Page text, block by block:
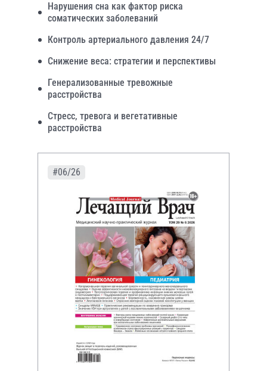
Нарушения сна как фактор риска
соматических заболеваний
Контроль артериального давления 24/7
Снижение веса: стратегии и перспективы
Генерализованные тревожные
расстройства
Стресс, тревога и вегетативные
расстройства
#06/26